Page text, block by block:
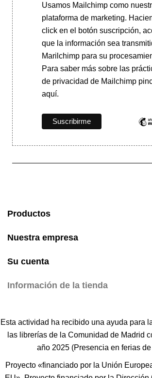
Usamos Mailchimp como
plataforma de marketing.
click en el botón suscripción,
que la información sea
Marilchimp para su
Para saber mássobre las
de privacidad de Mailchimp
aquí.
Productos
Nuestra empresa
Su cuenta
Información de la tienda
Esta actividad ha recibido una ayuda para
las librerías de la Comunidad de Madrid
año 2025 (Presencia en ferias
Proyecto «financiado por la Unión